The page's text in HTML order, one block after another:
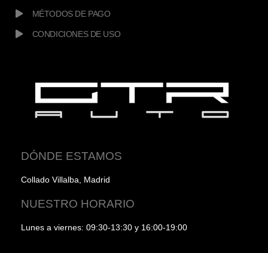
MÉTODOS DE PAGO
CONDICIONES DE USO
DÓNDE ESTAMOS
Collado Villalba, Madrid
NUESTRO HORARIO
Lunes a viernes: 09:30-13:30 y 16:00-19:00